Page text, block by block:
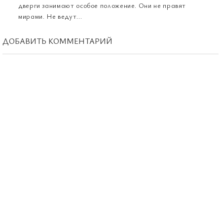
дверги занимают особое положение. Они не правят
мирами. Не ведут...
ДОБАВИТЬ КОММЕНТАРИЙ